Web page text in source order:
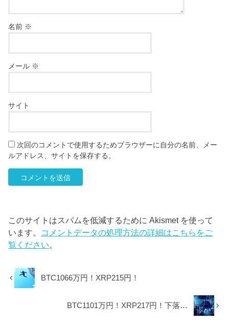
名前 ※
メール ※
サイト
次回のコメントで使用するためブラウザーに自分の名前、メー
ルアドレス、サイトを保存する。
このサイトはスパムを低減するために Akismet を使って
います。 コメントデータの処理方法の詳細はこちらをご
覧ください。
BTC1066万円！XRP215円！
BTC1101万円！XRP217円！下落…